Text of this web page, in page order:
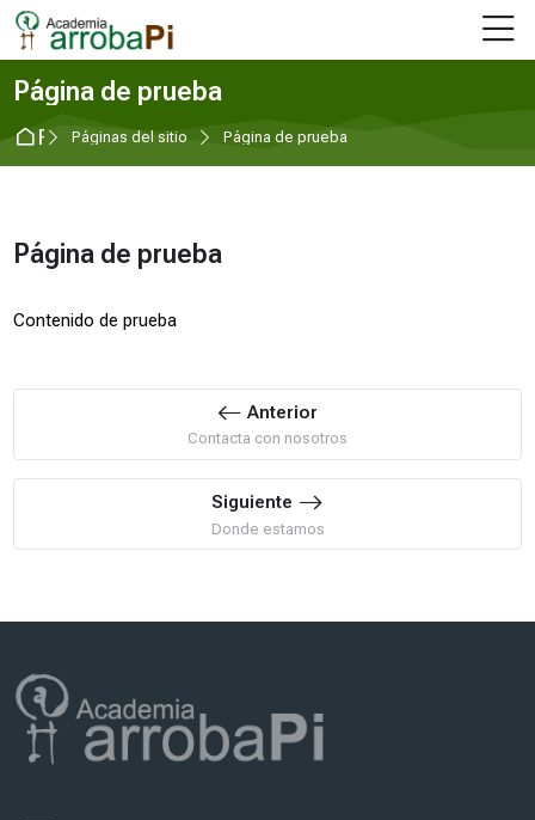
Skip to navigation
Skip to login form
Salta al contenido principal
Skip to footer
Página de prueba
Página Principal
Páginas del sitio Página de prueba
Página de prueba
Contenido de prueba
Anterior
Contacta con nosotros
Siguiente
Donde estamos